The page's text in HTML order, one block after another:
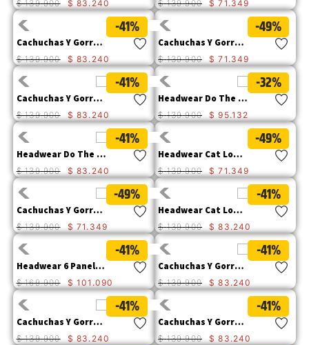
$ 139.900 $ 83 . 240 $ 139.900 $ 71 .349
-41%
Cachuchas Y Gorros Ws Script Hat Mujer
$ 139.900 $ 83 . 240
-49%
Cachuchas Y Gorros Logo Leather Patch H Mujer
$ 139.900 $ 71 .349
-41%
Cachuchas Y Gorros Do The Work Logo Hat Para Hombre
$ 139.900 $ 83 . 240
-32%
Headwear Do The Work Logo Hat Hombre
$ 139.900 $ 95.132
-41%
Headwear Do The Work Logo Hat Hombre
$ 139.900 $ 83 . 240
-49%
Headwear Cat Logo Hat Hombre
$ 139.900 $ 71 .349
-49%
Cachuchas Y Gorros Cat Logo Hat Para Hombre
$ 139.900 $ 71 . 349
-41%
Headwear Cat Logo Hat Hombre
$ 139.900 $ 83 .240
-41%
Headwear 6 Panel Promo Hat Hombre
$ 169.900 $ 101 .090
-41%
Cachuchas Y Gorros Pigment Dyed Cat Log Hombre
$ 139.900 $ 83 .240
-41%
Cachuchas Y Gorros Caterpillar Finest H Hombre
$ 139.900 $ 83 . 240
-41%
Cachuchas Y Gorros Pigment Dyed Cat Log Para Hombre
$ 139.900 $ 83 .240
camisetas hombre
10. tenis mujer